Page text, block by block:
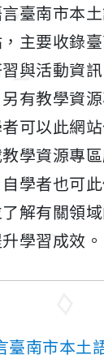
臺南市本
主要收錄
與活動資
有教學資
可以此網
學資源專
學者也可
解有關領
學習成效。
臺南市本土